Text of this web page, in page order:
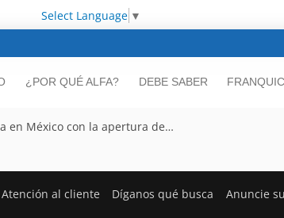
Select Language ▼
¿POR QUÉ ALFA? DEBE SABER
en México con la apertura de…
Atención al cliente Díganos qué busca Anuncie